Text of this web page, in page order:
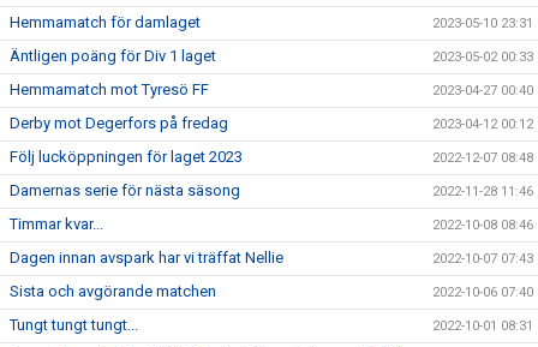
Hemmamatch för damlaget 2023-05-10 23:31
Äntligen poäng för Div 1 laget 2023-05-02 00:33
Hemmamatch mot Tyresö FF 2023-04-27 00:40
Derby mot Degerfors på fredag 2023-04-12 00:12
Följ lucköppningen för laget 2023 2022-12-07 08:48
Damernas serie för nästa säsong 2022-11-28 11:46
Timmar kvar... 2022-10-08 08:46
Dagen innan avspark har vi träffat Nellie 2022-10-07 07:43
Sista och avgörande matchen 2022-10-06 07:40
Tungt tungt tungt... 2022-10-01 08:31